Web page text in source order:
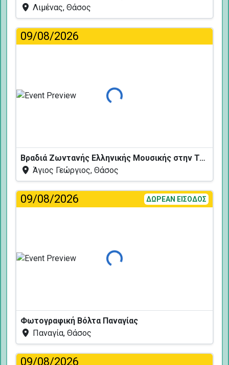
Λιμένας, Θάσος
09/08/2026
Φόρτωση...
Βραδιά Ζωντανής Ελληνικής Μουσικής στην Ταβέρνα Κελάρι
Άγιος Γεώργιος, Θάσος
09/08/2026 ΔΩΡΕΑΝ ΕΙΣΟΔΟΣ
Φόρτωση...
Φωτογραφική Βόλτα Παναγίας
Παναγία, Θάσος
09/08/2026